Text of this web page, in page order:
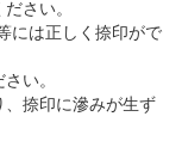
さい。
には正しく捺印がで
い。
捺印に滲みが生ず